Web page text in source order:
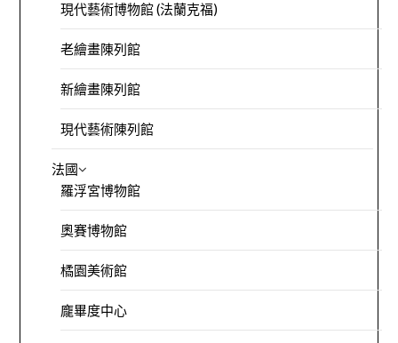
現代藝術博物館 (法蘭克福)
老繪畫陳列館
新繪畫陳列館
現代藝術陳列館
法國
羅浮宮博物館
奧賽博物館
橘園美術館
龐畢度中心